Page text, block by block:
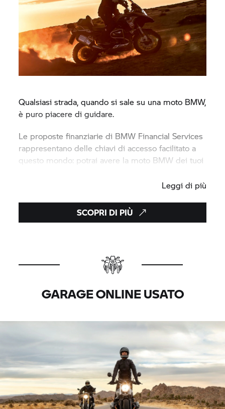
Qualsiasi strada, quando si sale su una moto BMW,
è puro piacere di guidare.
Le proposte finanziarie di BMW Financial Services
rappresentano delle chiavi di accesso facilitato a
questo mondo: potrai avere la moto BMW dei tuoi
Leggi di più
SCOPRI DI PIÙ
GARAGE ONLINE USATO